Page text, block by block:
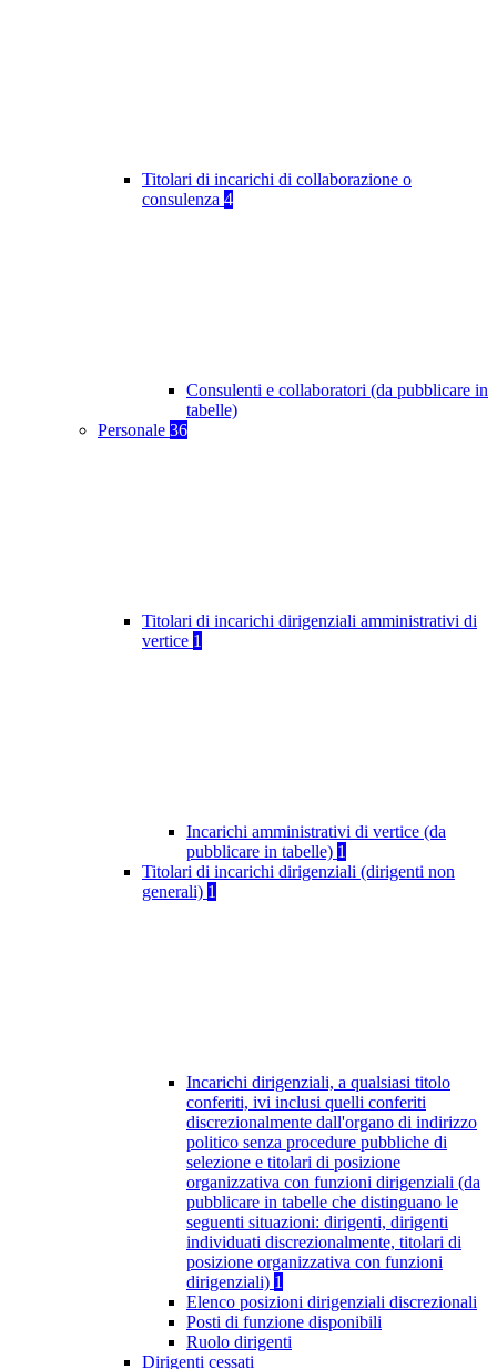
Titolari di incarichi di collaborazione o
consulenza 4
Consulenti e collaboratori (da pubblicare in
tabelle)
Personale 36
Titolari di incarichi dirigenziali amministrativi di
vertice 1
Incarichi amministrativi di vertice (da
pubblicare in tabelle) 1
Titolari di incarichi dirigenziali (dirigenti non
generali) 1
Incarichi dirigenziali, a qualsiasi titolo
conferiti, ivi inclusi quelli conferiti
discrezionalmente dall'organo di indirizzo
politico senza procedure pubbliche di
selezione e titolari di posizione
organizzativa con funzioni dirigenziali (da
pubblicare in tabelle che distinguano le
seguenti situazioni: dirigenti, dirigenti
individuati discrezionalmente, titolari di
posizione organizzativa con funzioni
dirigenziali) 1
Elenco posizioni dirigenziali discrezionali
Posti di funzione disponibili
Ruolo dirigenti
Dirigenti cessati